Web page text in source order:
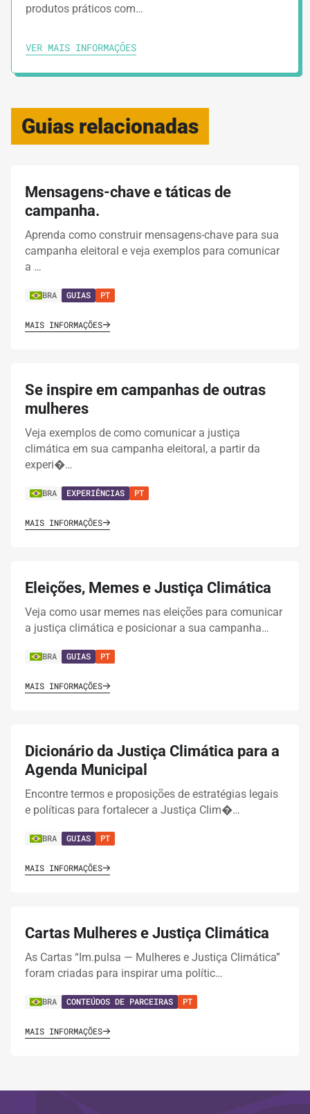
produtos práticos com…
VER MAIS INFORMAÇÕES
Guias relacionadas
Mensagens-chave e táticas de
campanha.
Aprenda como construir mensagens-chave para sua
campanha eleitoral e veja exemplos para comunicar
a …
BRA GUIAS PT
MAIS INFORMAÇÕES
Se inspire em campanhas de outras
mulheres
Veja exemplos de como comunicar a justiça
climática em sua campanha eleitoral, a partir da
experi�…
BRA EXPERIÊNCIAS PT
MAIS INFORMAÇÕES
Eleições, Memes e Justiça Climática
Veja como usar memes nas eleições para comunicar
a justiça climática e posicionar a sua campanha…
BRA GUIAS PT
MAIS INFORMAÇÕES
Dicionário da Justiça Climática para a
Agenda Municipal
Encontre termos e proposições de estratégias legais
e políticas para fortalecer a Justiça Clim�…
BRA GUIAS PT
MAIS INFORMAÇÕES
Cartas Mulheres e Justiça Climática
As Cartas “Im.pulsa — Mulheres e Justiça Climática”
foram criadas para inspirar uma polític…
BRA CONTEÚDOS DE PARCEIRAS PT
MAIS INFORMAÇÕES